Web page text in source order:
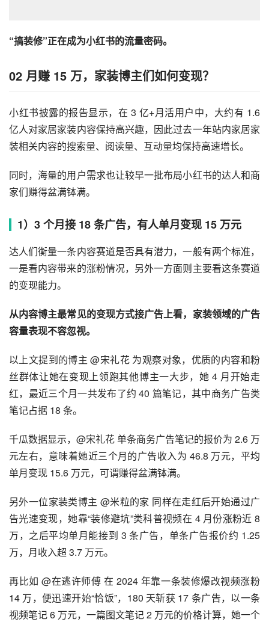
“搞装修”正在成为小红书的流量密码。
02 月赚 15 万，家装博主们如何变现？
小红书披露的报告显示，在 3 亿+月活用户中，大约有 1.6
亿人对家居家装内容保持高兴趣，因此过去一年站内家居家
装相关内容的搜索量、阅读量、互动量均保持高速增长。
同时，海量的用户需求也让较早一批布局小红书的达人和商
家们赚得盆满钵满。
1）3 个月接 18 条广告，有人单月变现 15 万元
达人们衡量一条内容赛道是否具有潜力，一般有两个标准，
一是看内容带来的涨粉情况，另外一方面则主要看这条赛道
的变现能力。
从内容博主最常见的变现方式接广告上看，家装领域的广告
容量表现不容忽视。
以上文提到的博主 @宋礼花 为观察对象，优质的内容和粉
丝群体让她在变现上领跑其他博主一大步，她 4 月开始走
红，最近三个月一共发布了约 40 篇笔记，其中商务广告类
笔记占据 18 条。
千瓜数据显示，@宋礼花 单条商务广告笔记的报价为 2.6 万
元左右，意味着她近三个月的广告收入为 46.8 万元，平均
单月变现 15.6 万元，可谓赚得盆满钵满。
另外一位家装类博主 @米粒的家 同样在走红后开始通过广
告光速变现，她靠“装修避坑”类科普视频在 4 月份涨粉近 8
万，之后平均单月能接到 3 条广告，单条广告报价约 1.25
万，月收入超 3.7 万元。
再比如 @在逃许师傅 在 2024 年靠一条装修爆改视频涨粉
14 万，便迅速开始“恰饭”，180 天斩获 17 条广告，以一条
视频笔记 6 万元，一篇图文笔记 2 万元的价格计算，她一个